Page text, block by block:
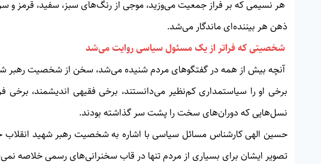
هر نسیمی که بر فراز جمعیت می‌وزید، موجی از رنگ‌های سبز، سفید، قرمز و
ذهن هر بیننده‌ای ماندگار می‌شد.
شخصیتی که فراتر از یک مسئول سیاسی روایت می‌شد
آنچه بیش از همه در گفتگوهای مردم شنیده می‌شد، سخن از شخصیت رهبر
برخی او را سیاستمداری کم‌نظیر می‌دانستند، برخی فقیهی اندیشمند، برخی
نسل‌هایی که دوران‌های سخت را پشت سر گذاشته بودند.
حسین الهی کارشناس مسائل سیاسی با اشاره به شخصیت رهبر شهید
تصویر ایشان برای بسیاری از مردم تنها در قاب سخنرانی‌های رسمی خلاصه